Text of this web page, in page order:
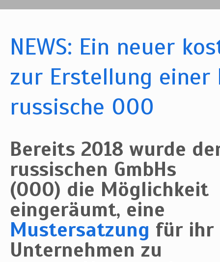
NEWS: Ein neuer
zur Erstellung
russische OOO
Bereits 2018 wurde
russischen GmbHs
(OOO) die Möglichkeit
eingeräumt, eine
Mustersatzung für ihr
Unternehmen zu